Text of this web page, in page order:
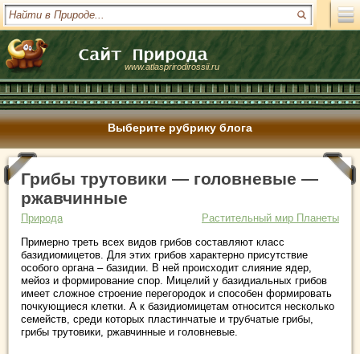
www.atlasprirodirossii.ru
Выберите рубрику блога
Грибы трутовики — головневые —
ржавчинные
Природа
Растительный мир Планеты
Примерно треть всех видов грибов составляют класс
базидиомицетов. Для этих грибов характерно присутствие
особого органа – базидии. В ней происходит слияние ядер,
мейоз и формирование спор. Мицелий у базидиальных грибов
имеет сложное строение перегородок и способен формировать
почкующиеся клетки. А к базидиомицетам относится несколько
семейств, среди которых пластинчатые и трубчатые грибы,
грибы трутовики, ржавчинные и головневые.